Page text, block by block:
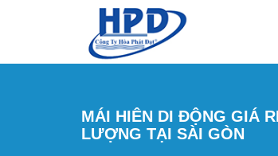
MÁI HIÊN DI ĐỘNG GIÁ
LƯỢNG TẠI SÀI GÒN